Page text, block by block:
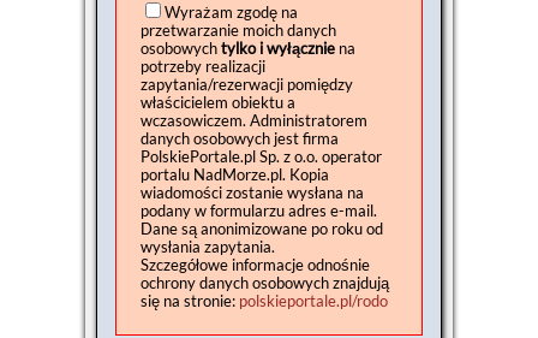
Wyrażam zgodę na
przetwarzanie moich danych
osobowychtylko i wyłącznie na
potrzeby realizacji
zapytania/rezerwacji pomiędzy
właścicielem obiektu a
wczasowiczem. Administratorem
danych osobowych jest firma
PolskiePortale.pl Sp. z o.o. operator
portalu NadMorze.pl. Kopia
wiadomości zostanie wysłana na
podany w formularzu adres e-mail.
Dane są anonimizowane po roku od
wysłania zapytania.
Szczegółowe informacje odnośnie
ochrony danych osobowych znajdują
się na stronie: polskieportale.pl/rodo